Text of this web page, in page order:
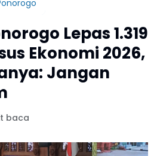
Lepas 1.319
Ekonomi 2026,
Jangan
baca